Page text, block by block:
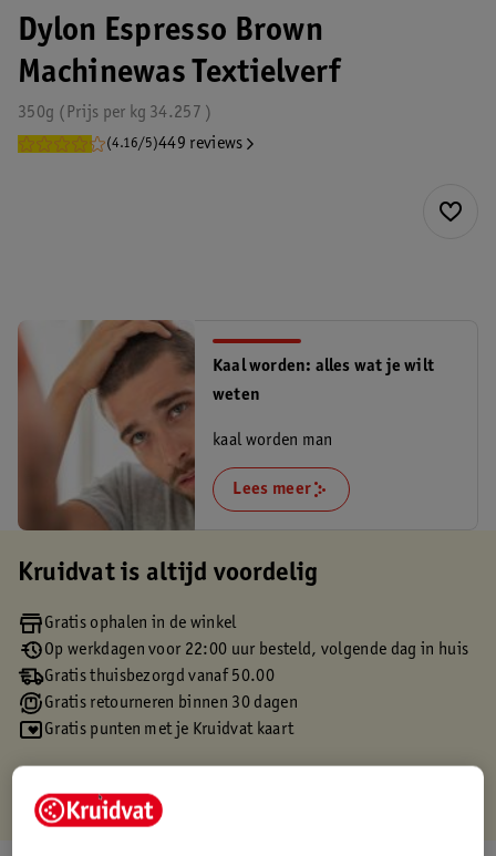
Dylon Espresso Brown
Machinewas Textielverf
350g 34.257
Prijs per kg
(4.16/5)449 reviews
Kaal worden: alles wat je wilt
weten
kaal worden man
Lees meer
Kruidvat is altijd voordelig
Gratis ophalen in de winkel
Op werkdagen voor 22:00 uur besteld, volgende dag in huis
Gratis thuisbezorgd vanaf 50.00
Gratis retourneren binnen 30 dagen
Gratis punten met je Kruidvat kaart